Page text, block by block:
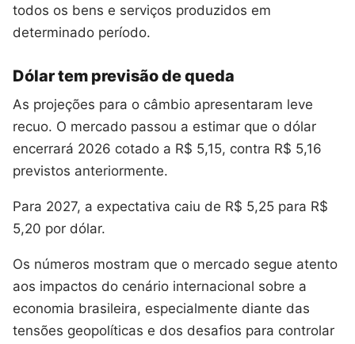
todos os bens e serviços produzidos em
determinado período.
Dólar tem previsão de queda
As projeções para o câmbio apresentaram leve
recuo. O mercado passou a estimar que o dólar
encerrará 2026 cotado a R$ 5,15, contra R$ 5,16
previstos anteriormente.
Para 2027, a expectativa caiu de R$ 5,25 para R$
5,20 por dólar.
Os números mostram que o mercado segue atento
aos impactos do cenário internacional sobre a
economia brasileira, especialmente diante das
tensões geopolíticas e dos desafios para controlar